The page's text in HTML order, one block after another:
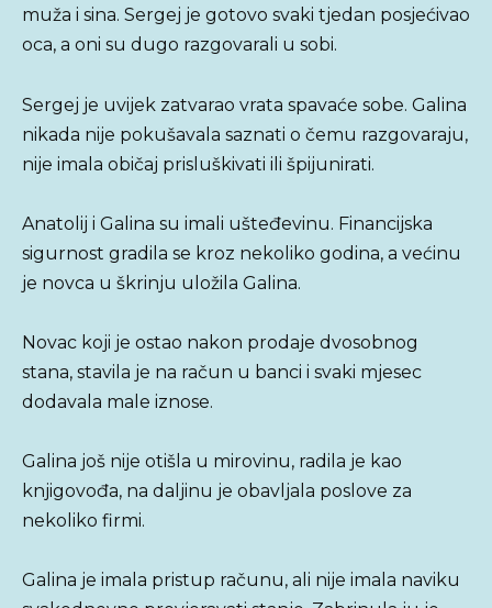
muža i sina. Sergej je gotovo svaki tjedan posjećivao
oca, a oni su dugo razgovarali u sobi.
Sergej je uvijek zatvarao vrata spavaće sobe. Galina
nikada nije pokušavala saznati o čemu razgovaraju,
nije imala običaj prisluškivati ili špijunirati.
Anatolij i Galina su imali ušteđevinu. Financijska
sigurnost gradila se kroz nekoliko godina, a većinu
je novca u škrinju uložila Galina.
Novac koji je ostao nakon prodaje dvosobnog
stana, stavila je na račun u banci i svaki mjesec
dodavala male iznose.
Galina još nije otišla u mirovinu, radila je kao
knjigovođa, na daljinu je obavljala poslove za
nekoliko firmi.
Galina je imala pristup računu, ali nije imala naviku